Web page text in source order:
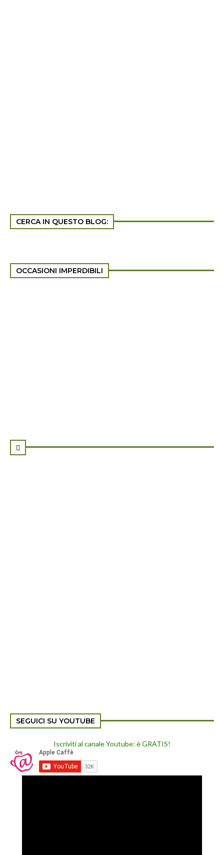
CERCA IN QUESTO BLOG:
OCCASIONI IMPERDIBILI

SEGUICI SU YOUTUBE
Iscriviti al canale Youtube: è GRATIS!